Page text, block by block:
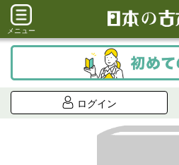
メニュー
ログイン